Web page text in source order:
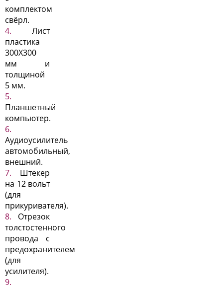
комплектом
свёрл.
Лист
пластика
300X300
мм и
толщиной
5 мм.
Планшетный
компьютер.
Аудиоусилитель
автомобильный,
внешний.
Штекер
на 12 вольт
(для
прикуривателя).
Отрезок
толстостенного
провода с
предохранителем
(для
усилителя).